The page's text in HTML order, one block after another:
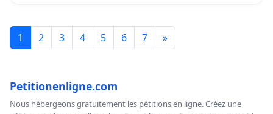
1 2 3 4 5 6 7 »
Petitionenligne.com
Nous hébergeons gratuitement les pétitions en ligne. Créez une